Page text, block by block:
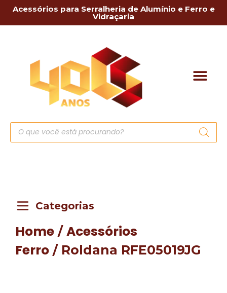
Acessórios para Serralheria de Alumínio e Ferro e
Vidraçaria
Categorias
Home / Acessórios
Ferro / Roldana RFE05019JG